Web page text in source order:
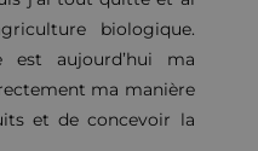
biologique.
est aujourd’hui ma
ma manière
et de concevoir la